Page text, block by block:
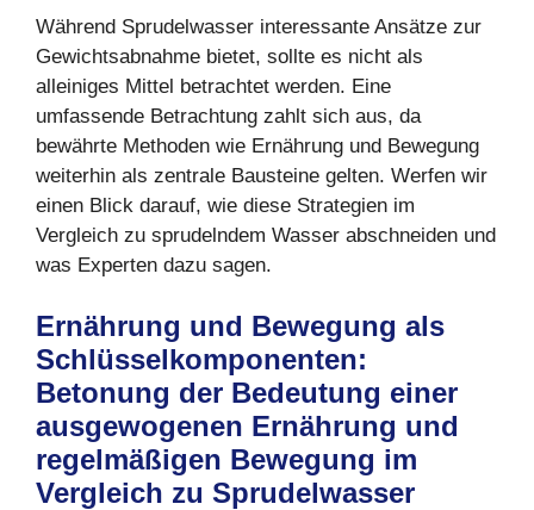
Während Sprudelwasser interessante Ansätze zur
Gewichtsabnahme bietet, sollte es nicht als
alleiniges Mittel betrachtet werden. Eine
umfassende Betrachtung zahlt sich aus, da
bewährte Methoden wie Ernährung und Bewegung
weiterhin als zentrale Bausteine gelten. Werfen wir
einen Blick darauf, wie diese Strategien im
Vergleich zu sprudelndem Wasser abschneiden und
was Experten dazu sagen.
Ernährung und Bewegung als
Schlüsselkomponenten:
Betonung der Bedeutung einer
ausgewogenen Ernährung und
regelmäßigen Bewegung im
Vergleich zu Sprudelwasser